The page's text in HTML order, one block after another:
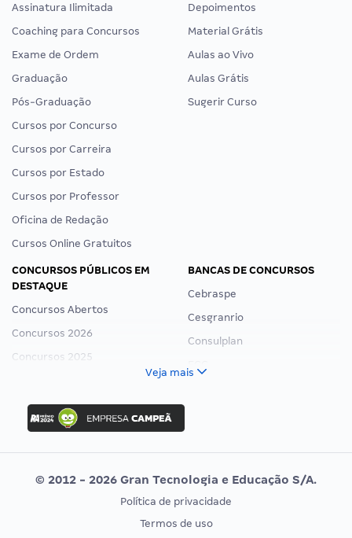
Assinatura Ilimitada
Coaching para Concursos
Exame de Ordem
Graduação
Pós-Graduação
Cursos por Concurso
Cursos por Carreira
Cursos por Estado
Cursos por Professor
Oficina de Redação
Cursos Online Gratuitos
Depoimentos
Material Grátis
Aulas ao Vivo
Aulas Grátis
Sugerir Curso
CONCURSOS PÚBLICOS EM
DESTAQUE
Concursos Abertos
Concursos 2026
Concursos 2025
Concurso Nacional Unificado
Concurso Ibama
Concurso MPU
Editais publicados
BANCAS DE CONCURSOS
Cebraspe
Cesgranrio
Consulplan
Vunesp
CONCURSOS POR PROFISSÃO
EXAME DE ORDEM
Veja mais
© 2012 - 2026 Gran Tecnologia e Educação S/A.
Política de privacidade
Termos de uso